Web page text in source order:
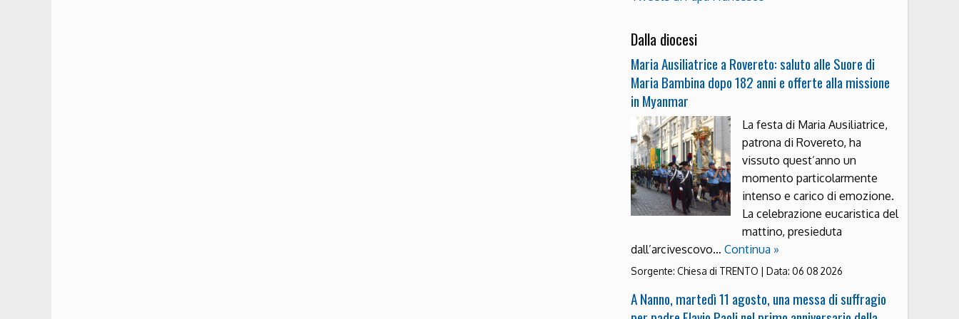
Dalla diocesi
Maria Ausiliatrice a Rovereto: saluto alle Suore di
Maria Bambina dopo 182 anni e offerte alla missione
in Myanmar
La festa di Maria Ausiliatrice,
patrona di Rovereto, ha
vissuto quest’anno un
momento particolarmente
intenso e carico di emozione.
La celebrazione eucaristica del
mattino, presieduta
dall’arcivescovo… Continua »
Sorgente: Chiesa di TRENTO | Data: 06 08 2026
A Nanno, martedì 11 agosto, una messa di suffragio